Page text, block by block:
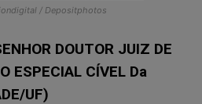
/ Depositphotos
DOUTOR JUIZ DE
ESPECIAL CÍVEL Da
UF)